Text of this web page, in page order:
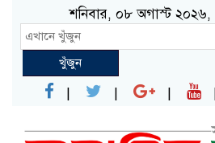
শনিবার, ০৮ অগাস্ট ২০২৬,
খুঁজুন